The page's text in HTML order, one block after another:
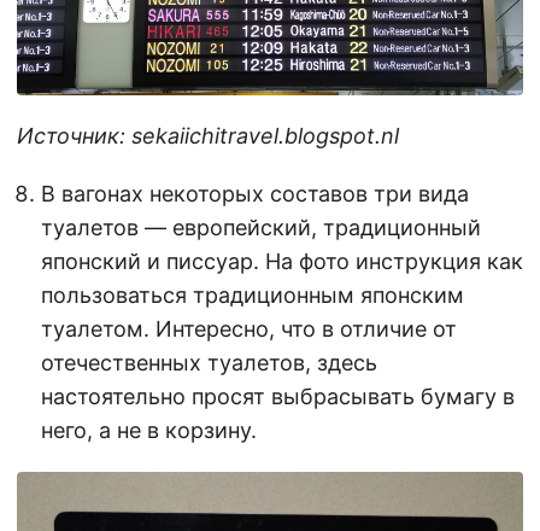
Источник: sekaiichitravel.blogspot.nl
В вагонах некоторых составов три вида
туалетов — европейский, традиционный
японский и писсуар. На фото инструкция как
пользоваться традиционным японским
туалетом. Интересно, что в отличие от
отечественных туалетов, здесь
настоятельно просят выбрасывать бумагу в
него, а не в корзину.